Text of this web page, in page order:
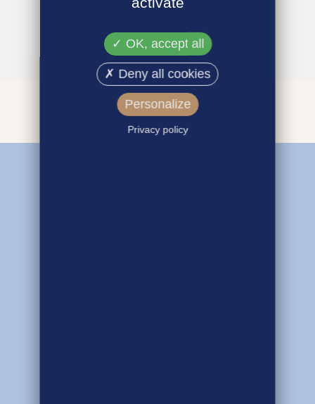
OK, accept all
Deny all cookies
Personalize
Privacy policy